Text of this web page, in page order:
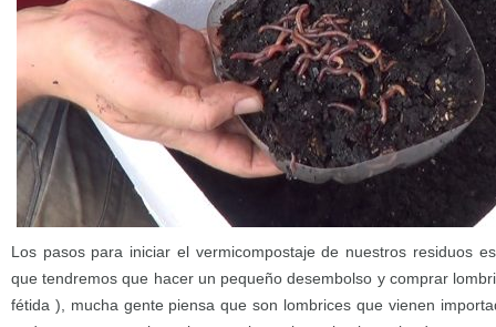
Los pasos para iniciar el vermicompostaje de nuestros residuos
que tendremos que hacer un pequeño desembolso y comprar
fétida ), mucha gente piensa que son lombrices que vienen